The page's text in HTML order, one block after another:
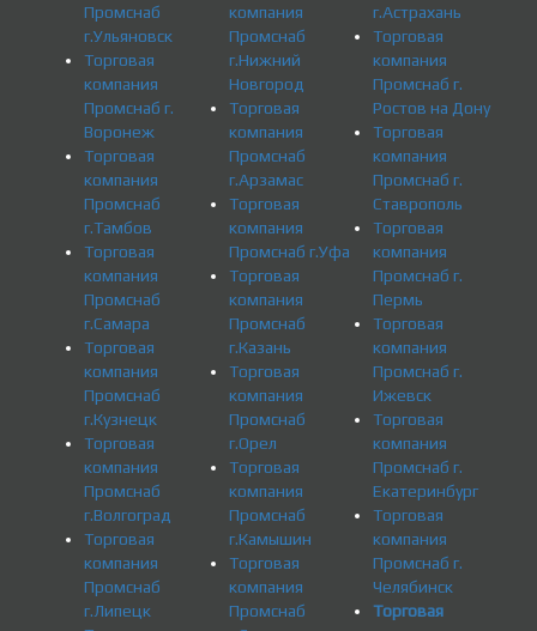
Промснаб
г.Ульяновск
Торговая
компания
Промснаб г.
Воронеж
Торговая
компания
Промснаб
г.Тамбов
Торговая
компания
Промснаб
г.Самара
Торговая
компания
Промснаб
г.Кузнецк
Торговая
компания
Промснаб
г.Волгоград
Торговая
компания
Промснаб
г.Липецк
компания
Промснаб
г.Нижний
Новгород
Торговая
компания
Промснаб
г.Арзамас
Торговая
компания
Промснаб г.Уфа
Торговая
компания
Промснаб
г.Казань
Торговая
компания
Промснаб
г.Орел
Торговая
компания
Промснаб
г.Камышин
Торговая
компания
Промснаб
г.Астрахань
Торговая
компания
Промснаб г.
Ростов на Дону
Торговая
компания
Промснаб г.
Ставрополь
Торговая
компания
Промснаб г.
Пермь
Торговая
компания
Промснаб г.
Ижевск
Торговая
компания
Промснаб г.
Екатеринбург
Торговая
компания
Промснаб г.
Челябинск
Торговая